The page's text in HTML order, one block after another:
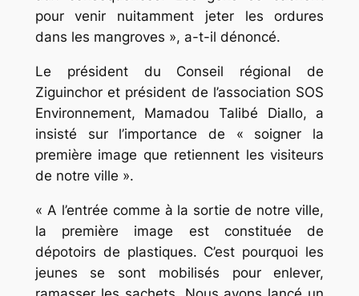
pour venir nuitamment jeter les ordures
dans les mangroves », a-t-il dénoncé.
Le président du Conseil régional de
Ziguinchor et président de l’association SOS
Environnement, Mamadou Talibé Diallo, a
insisté sur l’importance de « soigner la
première image que retiennent les visiteurs
de notre ville ».
« A l’entrée comme à la sortie de notre ville,
la première image est constituée de
dépotoirs de plastiques. C’est pourquoi les
jeunes se sont mobilisés pour enlever,